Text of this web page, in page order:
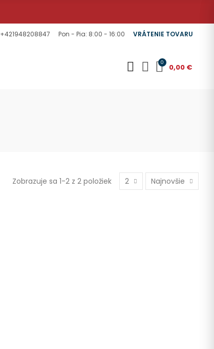
+421948208847 Pon - Pia: 8:00 - 16:00 VRÁTENIE TOVARU
0 0,00 €
Zobrazuje sa 1-2 z 2 položiek 2 Najnovšie